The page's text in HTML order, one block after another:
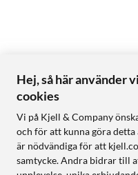
Hej, så här använder
cookies
Vi på Kjell & Company
och för att kunna göra detta
är nödvändiga för att
samtycke. Andra bidrar till